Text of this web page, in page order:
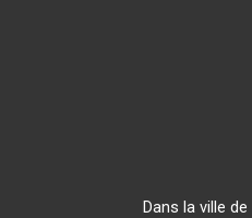
Dans la ville de